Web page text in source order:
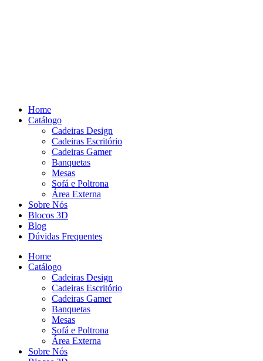
Home
Catálogo
Cadeiras Design
Cadeiras Escritório
Cadeiras Gamer
Banquetas
Mesas
Sofá e Poltrona
Área Externa
Sobre Nós
Blocos 3D
Blog
Dúvidas Frequentes
Home
Catálogo
Cadeiras Design
Cadeiras Escritório
Cadeiras Gamer
Banquetas
Mesas
Sofá e Poltrona
Área Externa
Sobre Nós